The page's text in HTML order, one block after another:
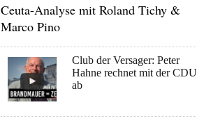
Ceuta-Analyse mit Roland Tichy &
Marco Pino
Club der Versager: Peter
Hahne rechnet mit der CDU
ab